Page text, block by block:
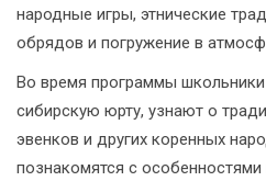
народные игры, этнические
обрядов и погружение в
Во время программы
сибирскую юрту, узнают о
эвенков и других коренных
познакомятся с особенностями